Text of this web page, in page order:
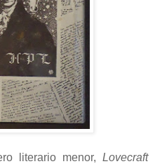
literario menor, Lovecraft